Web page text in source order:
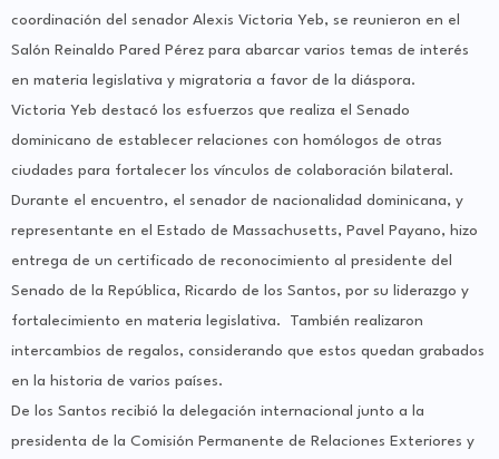
coordinación del senador Alexis Victoria Yeb, se reunieron en el
Salón Reinaldo Pared Pérez para abarcar varios temas de interés
en materia legislativa y migratoria a favor de la diáspora.
Victoria Yeb destacó los esfuerzos que realiza el Senado
dominicano de establecer relaciones con homólogos de otras
ciudades para fortalecer los vínculos de colaboración bilateral.
Durante el encuentro, el senador de nacionalidad dominicana, y
representante en el Estado de Massachusetts, Pavel Payano, hizo
entrega de un certificado de reconocimiento al presidente del
Senado de la República, Ricardo de los Santos, por su liderazgo y
fortalecimiento en materia legislativa. También realizaron
intercambios de regalos, considerando que estos quedan grabados
en la historia de varios países.
De los Santos recibió la delegación internacional junto a la
presidenta de la Comisión Permanente de Relaciones Exteriores y